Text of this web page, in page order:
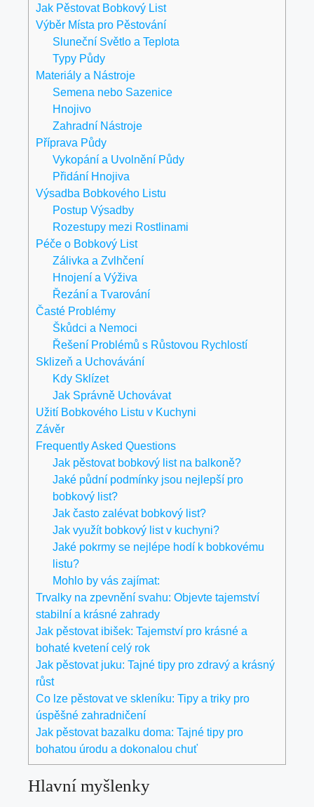
Jak Pěstovat Bobkový List
Výběr Místa pro Pěstování
Sluneční Světlo a Teplota
Typy Půdy
Materiály a Nástroje
Semena nebo Sazenice
Hnojivo
Zahradní Nástroje
Příprava Půdy
Vykopání a Uvolnění Půdy
Přidání Hnojiva
Výsadba Bobkového Listu
Postup Výsadby
Rozestupy mezi Rostlinami
Péče o Bobkový List
Zálivka a Zvlhčení
Hnojení a Výživa
Řezání a Tvarování
Časté Problémy
Škůdci a Nemoci
Řešení Problémů s Růstovou Rychlostí
Sklizeň a Uchovávání
Kdy Sklízet
Jak Správně Uchovávat
Užití Bobkového Listu v Kuchyni
Závěr
Frequently Asked Questions
Jak pěstovat bobkový list na balkoně?
Jaké půdní podmínky jsou nejlepší pro
bobkový list?
Jak často zalévat bobkový list?
Jak využít bobkový list v kuchyni?
Jaké pokrmy se nejlépe hodí k bobkovému
listu?
Mohlo by vás zajímat:
Trvalky na zpevnění svahu: Objevte tajemství
stabilní a krásné zahrady
Jak pěstovat ibišek: Tajemství pro krásné a
bohaté kvetení celý rok
Jak pěstovat juku: Tajné tipy pro zdravý a krásný
růst
Co lze pěstovat ve skleníku: Tipy a triky pro
úspěšné zahradničení
Jak pěstovat bazalku doma: Tajné tipy pro
bohatou úrodu a dokonalou chuť
Hlavní myšlenky